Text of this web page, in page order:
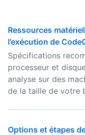
Ressources
l’exécution de
Spécifications
processeur et
analyse sur des
de la taille de votre
Options et étapes